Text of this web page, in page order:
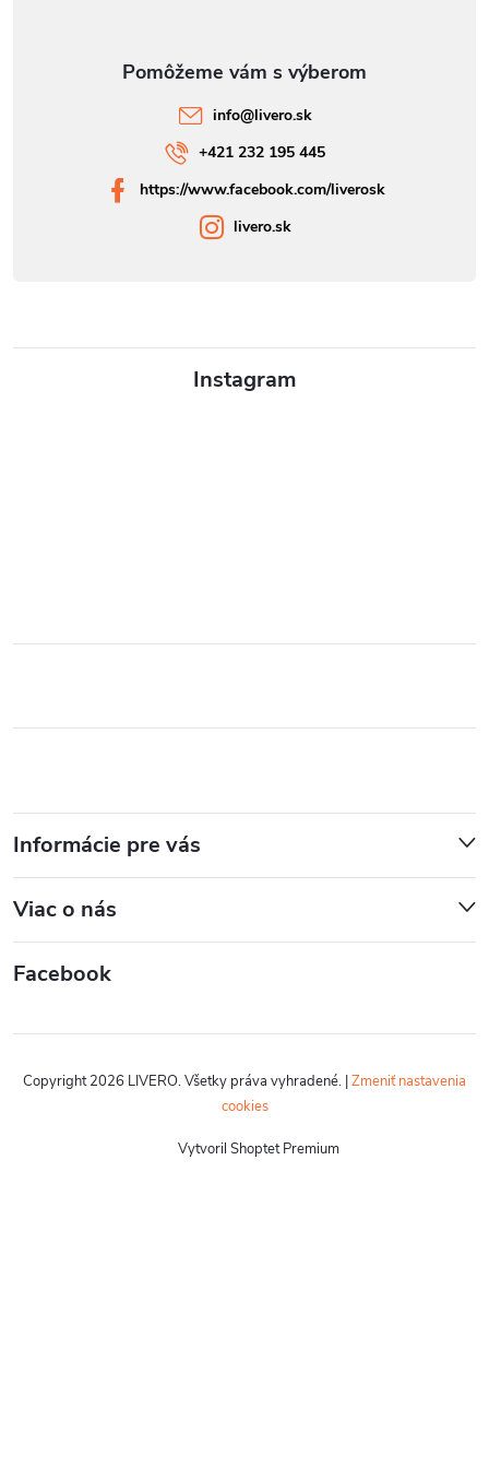
Instagram
Informácie pre vás
Viac o nás
Facebook
info@livero.sk
+421 232 195 445
https://www.facebook.com/liverosk
livero.sk
Vytvoril Shoptet Premium
Copyright 2026 LIVERO. Všetky práva vyhradené. |Zmeniť nastavenia
cookies